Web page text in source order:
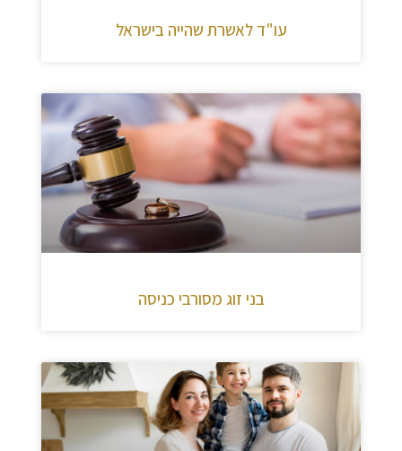
עו"ד לאשרת שהייה בישראל
בני זוג מסורבי כניסה